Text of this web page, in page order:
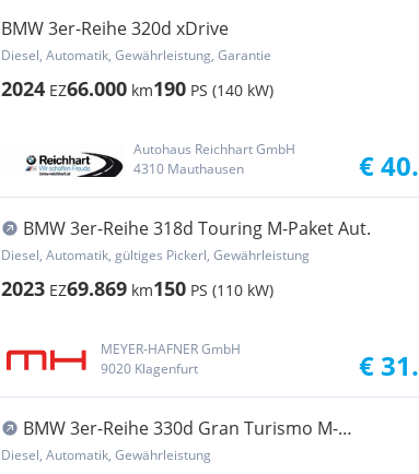
BMW 3er-Reihe 320d xDrive
Diesel, Automatik, Gewährleistung, Garantie
2024 EZ66.000 km190 PS (140 kW)
Autohaus Reichhart GmbH
4310 Mauthausen
€
BMW 3er-Reihe 318d Touring M-Paket Aut.
Diesel, Automatik, gültiges Pickerl, Gewährleistung
2023 EZ69.869 km150 PS (110 kW)
MEYER-HAFNER GmbH
9020 Klagenfurt
€
BMW 3er-Reihe 330d Gran Turismo M-
Sportpaket/Pano/Leder/4xSHZG
Diesel, Automatik, Gewährleistung